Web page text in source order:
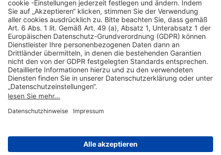
Hilfreiche Links
Online einkaufen & buchen
Über uns